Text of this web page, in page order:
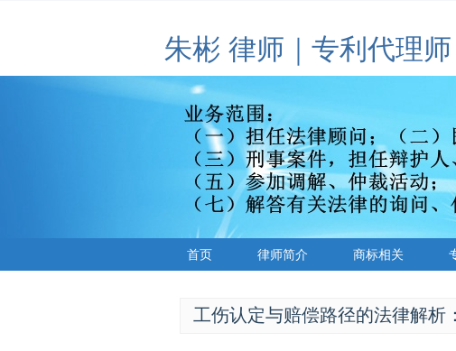
朱彬 律师｜专利代理师
首页 律师简介 商标相关
工伤认定与赔偿路径的法律解析